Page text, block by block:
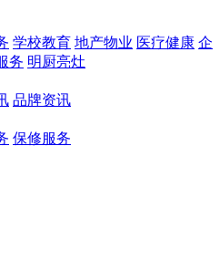
学校教育 地产物业 医疗健康 企
务 明厨亮灶
品牌资讯
保修服务